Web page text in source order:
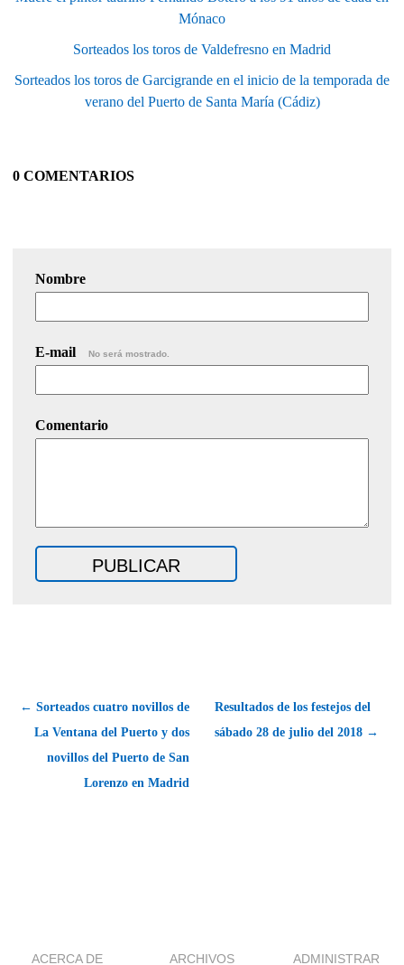
Mónaco
Sorteados los toros de Valdefresno en Madrid
Sorteados los toros de Garcigrande en el inicio de la temporada de
verano del Puerto de Santa María (Cádiz)
0 COMENTARIOS
Nombre
E-mail No será mostrado.
Comentario
← Sorteados cuatro novillos de
La Ventana del Puerto y dos
novillos del Puerto de San
Lorenzo en Madrid
Resultados de los festejos del
sábado 28 de julio del 2018 →
ACERCA DE ARCHIVOS ADMINISTRAR